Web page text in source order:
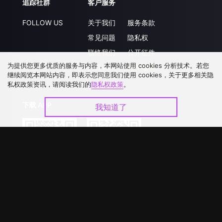
追踪社群
FOLLOW US
客户服务
关于我们
常见问题
联络我们
升级VIP
服务条款
隐私权
公开征件
合作洽談
为提供您更多优质的服务与内容，本网站使用 cookies 分析技术。若您
继续阅览本网站内容，即表示您同意我们使用 cookies，关于更多相关隐
私权政策资讯，请阅读我们的隐私权政策。
我知道了